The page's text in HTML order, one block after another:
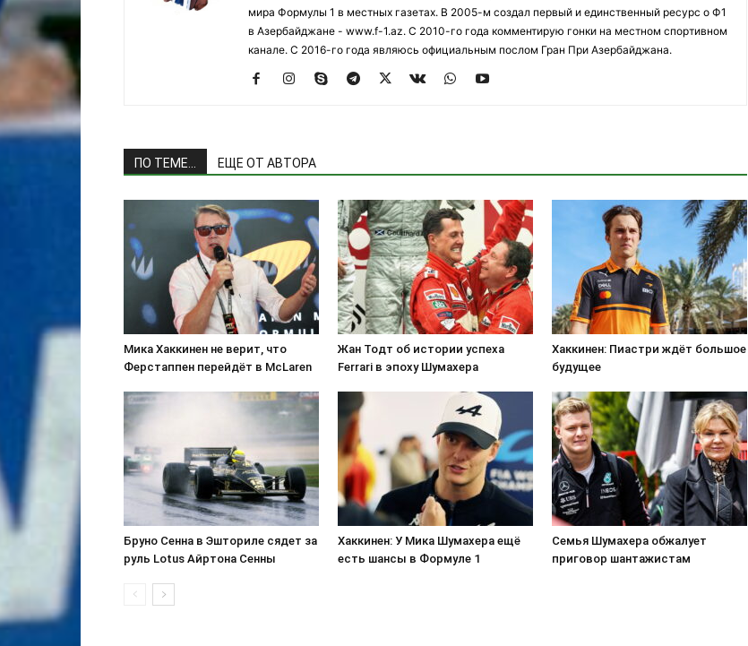
мира Формулы 1 в местных газетах. В 2005-м создал первый и единственный ресурс о Ф1
в Азербайджане - www.f-1.az. С 2010-го года комментирую гонки на местном спортивном
канале. С 2016-го года являюсь официальным послом Гран При Азербайджана.
ПО ТЕМЕ... ЕЩЕ ОТ АВТОРА
Мика Хаккинен не верит, что
Ферстаппен перейдёт в McLaren
Жан Тодт об истории успеха
Ferrari в эпоху Шумахера
Хаккинен: Пиастри ждёт большое
будущее
Бруно Сенна в Эшториле сядет за
руль Lotus Айртона Сенны
Хаккинен: У Мика Шумахера ещё
есть шансы в Формуле 1
Семья Шумахера обжалует
приговор шантажистам